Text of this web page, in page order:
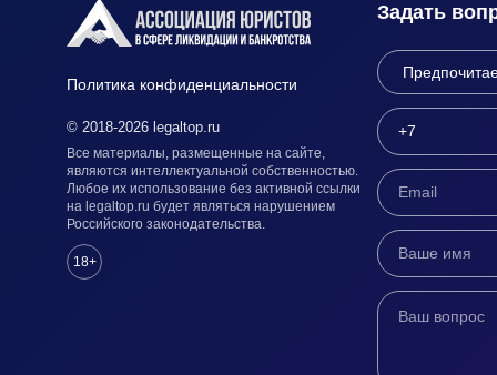
Политика конфиденциальности
© 2018-2026 legaltop.ru
Все материалы, размещенные на сайте,
являются интеллектуальной собственностью.
Любое их использование без активной ссылки
на legaltop.ru будет являться нарушением
Российского законодательства.
18+
Задать